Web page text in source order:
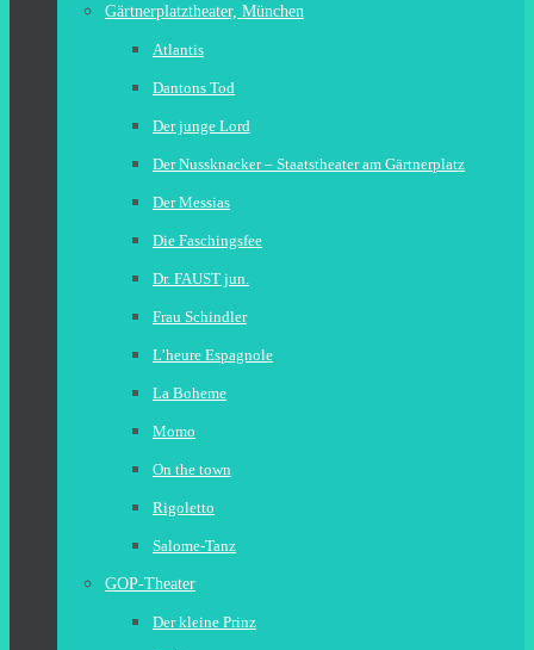
Gärtnerplatztheater, München
Atlantis
Dantons Tod
Der junge Lord
Der Nussknacker – Staatstheater am Gärtnerplatz
Der Messias
Die Faschingsfee
Dr. FAUST jun.
Frau Schindler
L’heure Espagnole
La Boheme
Momo
On the town
Rigoletto
Salome-Tanz
GOP-Theater
Der kleine Prinz